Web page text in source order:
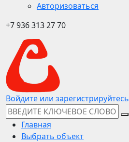
Авторизоваться
+7 936 313 27 70
Войдите или зарегистрируйтесь
Главная
Выбрать объект